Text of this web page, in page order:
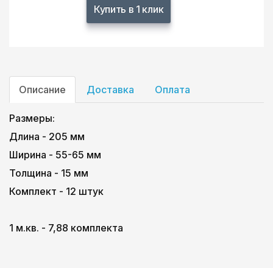
Купить в 1 клик
Описание Доставка Оплата
Размеры:
Длина - 205 мм
Ширина - 55-65 мм
Толщина - 15 мм
Комплект - 12 штук
1 м.кв. - 7,88 комплекта